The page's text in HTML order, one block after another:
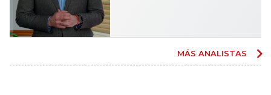
MÁS ANALISTAS